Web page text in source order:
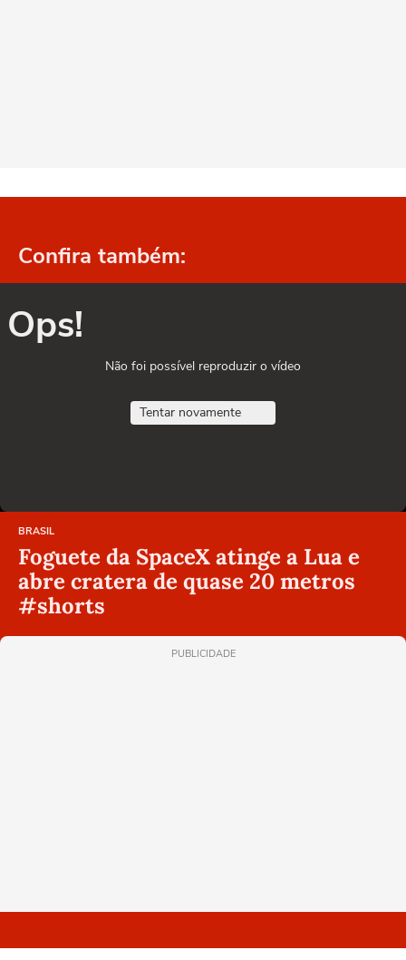
Confira também:
Ops!
Não foi possível reproduzir o vídeo
Tentar novamente
BRASIL
Foguete da SpaceX atinge a Lua e
abre cratera de quase 20 metros
#shorts
PUBLICIDADE